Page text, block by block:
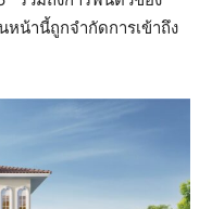
หน้านี้ถูกจำกัดการเข้าถึง